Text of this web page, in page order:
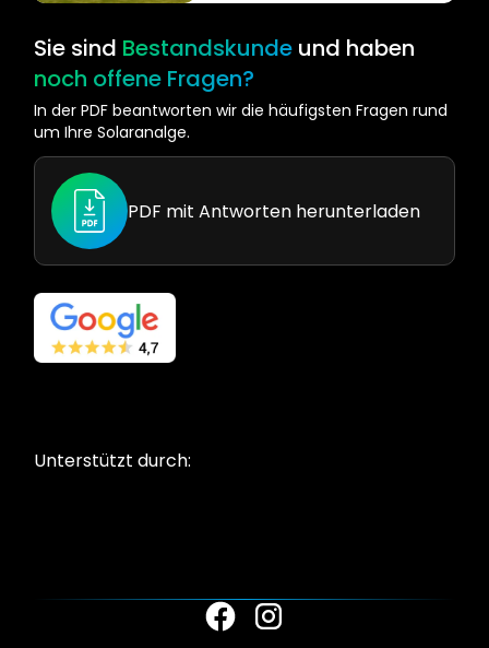
Sie sind Bestandskunde und haben
noch offene Fragen?
In der PDF beantworten wir die häufigsten Fragen rund
um Ihre Solaranalge.
PDF mit Antworten herunterladen
Unterstützt durch: